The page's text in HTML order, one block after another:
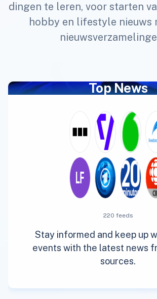
dingen te leren, voor starten
hobby en lifestyle nieuws
Top News
220 feeds
Stay informed and keep up
events with the latest news
sources.